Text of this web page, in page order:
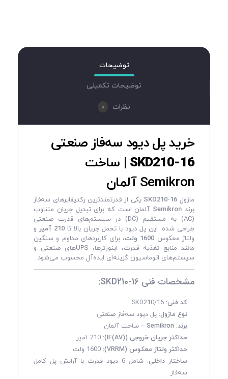
توضیحات
توضیحات تکمیلی
نظرات 0
خرید پل دیود سه‌فاز صنعتی
SKD210-16 | ساخت
Semikron آلمان
ماژول SKD210-16 یکی از قدرتمندترین رکتیفایرهای سه‌فاز
برند Semikron آلمان است که برای تبدیل جریان متناوب
(AC) به مستقیم (DC) در سیستم‌های قدرت صنعتی
طراحی شده. این پل دیود با تحمل جریان بالا تا 210 آمپر
و
ولتاژ معکوس 1600 ولت
، برای کاربردهای مداوم و سنگین
مانند منابع تغذیه قدرت، اینورترها، UPSهای صنعتی و
سیستم‌های اتوماسیون گزینه‌ای ایده‌آل محسوب می‌شود.
مشخصات فنی SKD210-16:
کد فنی: SKD210/16
نوع ماژول: پل دیود سه‌فاز صنعتی
برند: Semikron – ساخت آلمان
حداکثر جریان خروجی (IF(AV))
: 210 آمپر
حداکثر ولتاژ معکوس (VRRM):
1600 ولت
ساختار داخلی:
شامل 6 دیود قدرت با آرایش پل کامل
سه‌فاز